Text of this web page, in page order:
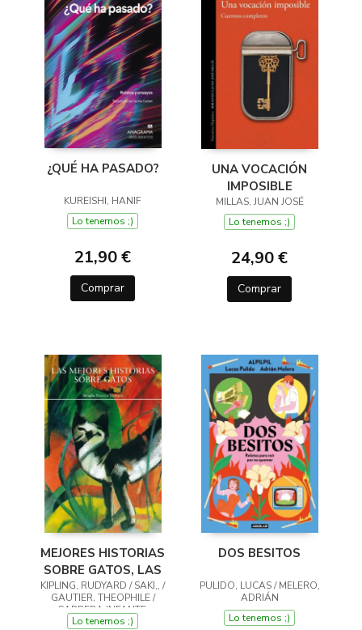
¿QUÉ HA PASADO?
KUREISHI, HANIF
Lo tenemos ;)
21,90 €
Comprar
UNA VOCACIÓN
IMPOSIBLE
MILLAS, JUAN JOSÉ
Lo tenemos ;)
24,90 €
Comprar
MEJORES HISTORIAS
SOBRE GATOS, LAS
KIPLING, RUDYARD / SAKI,, /
GAUTIER, THEOPHILE /
CABRERA INFANTE,
GUILLERMO / ZOLA, ÉMILE /
Lo tenemos ;)
DOS BESITOS
PULIDO, LUCAS / MELERO,
ADRIÁN
Lo tenemos ;)